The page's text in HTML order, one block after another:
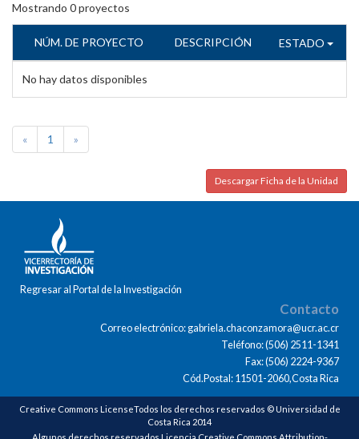
Mostrando 0proyectos
NÚM. DE PROYECTO DESCRIPCIÓN ESTADO
No hay datos disponibles
« 1 »
Descargar Ficha de la Unidad
Regresar al Portal de la Investigación
Contacto
Correo electrónico: gabriela.chaconzamora@ucr.ac.cr
Teléfono: (506) 2511-1341
Fax: (506) 2224-9367
Cód.Postal: 11501-2060,Costa Rica
Creative Commons LicenseTodos los derechos reservados © Universidad de
Costa Rica 2014